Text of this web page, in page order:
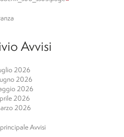
Avvisi
2026
2026
2026
2026
2026
Avvisi